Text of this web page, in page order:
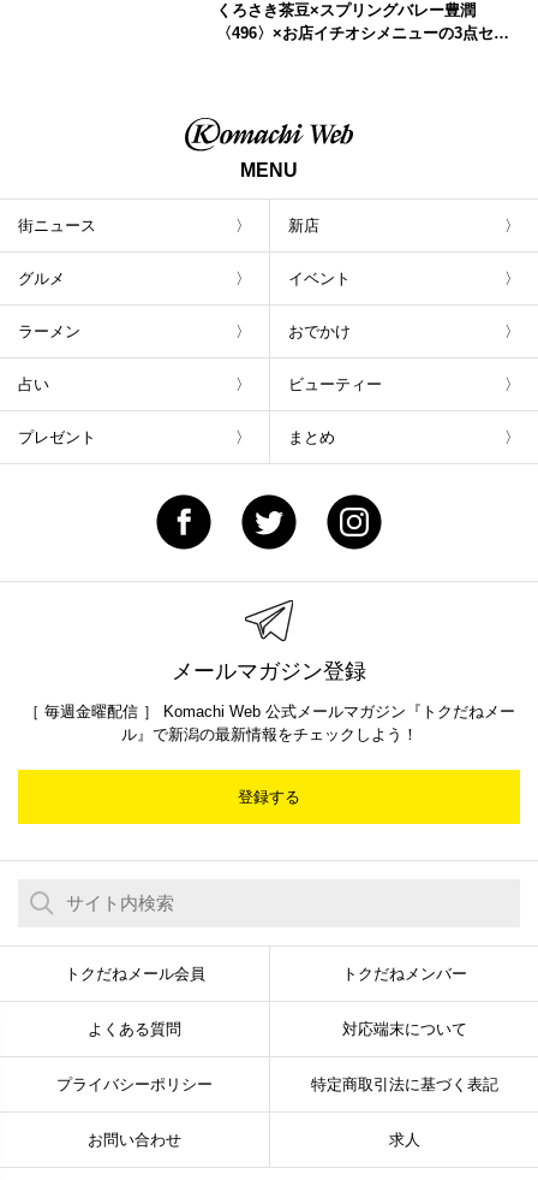
くろさき茶豆×スプリングバレー豊潤
〈496〉×お店イチオシメニューの3点セッ
MENU
街ニュース 新店
グルメ イベント
ラーメン おでかけ
占い ビューティー
プレゼント まとめ
メールマガジン登録
［ 毎週金曜配信 ］ Komachi Web 公式メールマガジン『トクだねメー
ル』で新潟の最新情報をチェックしよう！
登録する
トクだねメール会員 トクだねメンバー
よくある質問 対応端末について
プライバシーポリシー 特定商取引法に基づく表記
お問い合わせ 求人